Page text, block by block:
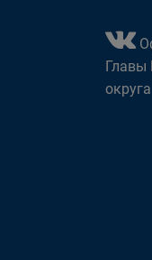
Главы
округа